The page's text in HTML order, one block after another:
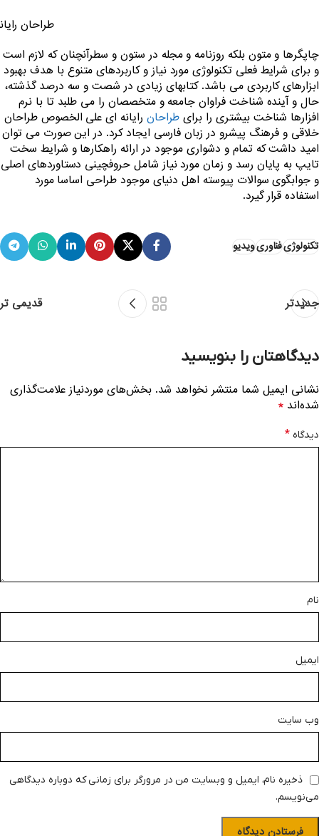
طراحان
چاپگرها و متون بلکه روزنامه و مجله در ستون و سطرآنچنان که لازم است
و برای شرایط فعلی تکنولوژی مورد نیاز و کاربردهای متنوع با هدف بهبود
ابزارهای کاربردی می باشد. کتابهای زیادی در شصت و سه درصد گذشته،
حال و آینده شناخت فراوان جامعه و متخصصان را می طلبد تا با نرم
افزارها شناخت بیشتری را برای طراحان رایانه ای علی الخصوص طراحان
خلاقی و فرهنگ پیشرو در زبان فارسی ایجاد کرد. در این صورت می توان
امید داشت که تمام و دشواری موجود در ارائه راهکارها و شرایط سخت
تایپ به پایان رسد و زمان مورد نیاز شامل حروفچینی دستاوردهای اصلی
و جوابگوی سوالات پیوسته اهل دنیای موجود طراحی اساسا مورد
استفاده قرار گیرد.
تکنولوژیفناوریویدیو
جدیدتر قدیمی تر
دیدگاهتان را بنویسید
نشانی ایمیل شما منتشر نخواهد شد. بخش‌های موردنیاز علامت‌گذاری
شده‌اند *
دیدگاه *
نام
ایمیل
وب‌ سایت
ذخیره نام، ایمیل و وبسایت من در مرورگر برای زمانی که دوباره دیدگاهی
می‌نویسم.